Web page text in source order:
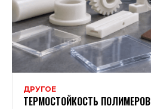
ДРУГОЕ
ТЕРМОСТОЙКОСТЬ ПОЛИМЕРОВ